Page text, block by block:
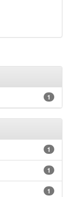
1
1
1
1